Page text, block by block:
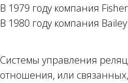
В 1979 году компания
В 1980 году компания
Системы управления
отношения, или